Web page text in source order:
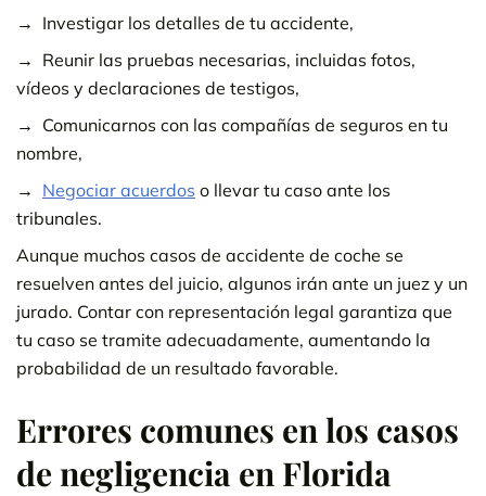
Investigar los detalles de tu accidente,
Reunir las pruebas necesarias, incluidas fotos,
vídeos y declaraciones de testigos,
Comunicarnos con las compañías de seguros en tu
nombre,
Negociar acuerdos o llevar tu caso ante los
tribunales.
Aunque muchos casos de accidente de coche se
resuelven antes del juicio, algunos irán ante un juez y un
jurado. Contar con representación legal garantiza que
tu caso se tramite adecuadamente, aumentando la
probabilidad de un resultado favorable.
Errores comunes en los casos
de negligencia en Florida